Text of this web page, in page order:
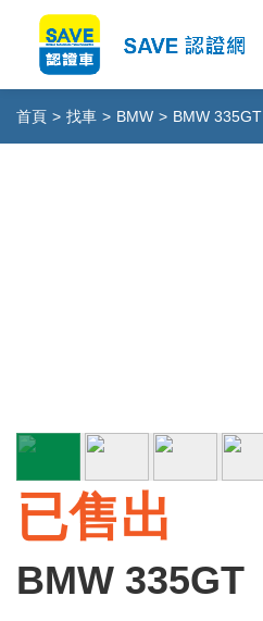
首頁 > 找車 > BMW > BMW 335GT
已售出
BMW 335GT